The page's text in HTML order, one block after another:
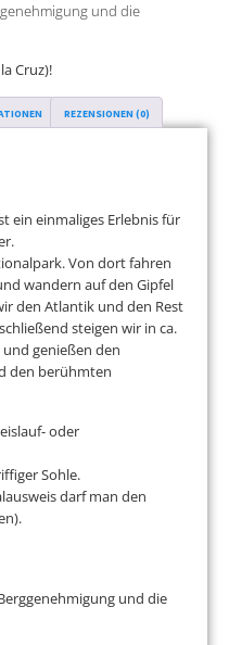
und die
Cruz)!
REZENSIONEN (0)
ein einmaliges Erlebnis für
Von dort fahren
wandern auf den Gipfel
den Atlantik und den Rest
steigen wir in ca.
genießen den
den berühmten
oder
Sohle.
darf man den
und die